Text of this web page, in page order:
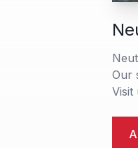
Our
Visit